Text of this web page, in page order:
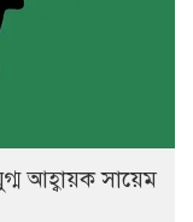
আহ্বায়ক সায়েম